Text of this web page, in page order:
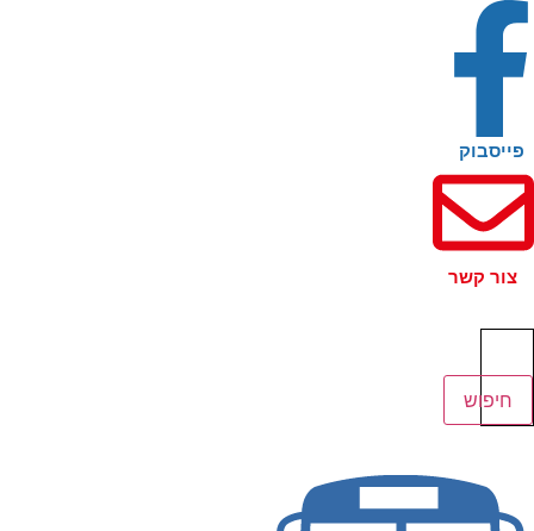
פייסבוק
צור קשר
חיפוש
חיפוש